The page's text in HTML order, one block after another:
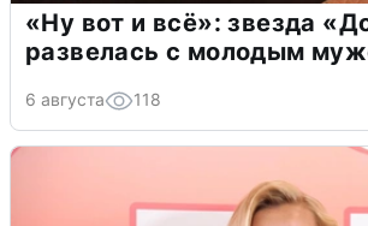
«Ну вот и всё»: звезда
развелась с молодым
6 августа 118